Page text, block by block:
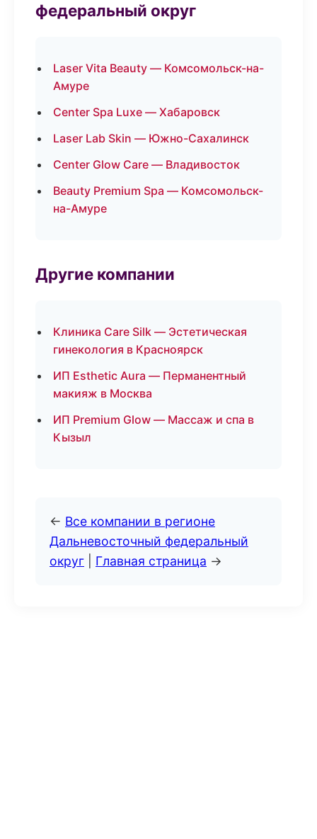
федеральный округ
Laser Vita Beauty — Комсомольск-на-
Амуре
Center Spa Luxe — Хабаровск
Laser Lab Skin — Южно-Сахалинск
Center Glow Care — Владивосток
Beauty Premium Spa — Комсомольск-
на-Амуре
Другие компании
Клиника Care Silk — Эстетическая
гинекология в Красноярск
ИП Esthetic Aura — Перманентный
макияж в Москва
ИП Premium Glow — Массаж и спа в
Кызыл
← Все компании в регионе
Дальневосточный федеральный
округ
Главная страница →